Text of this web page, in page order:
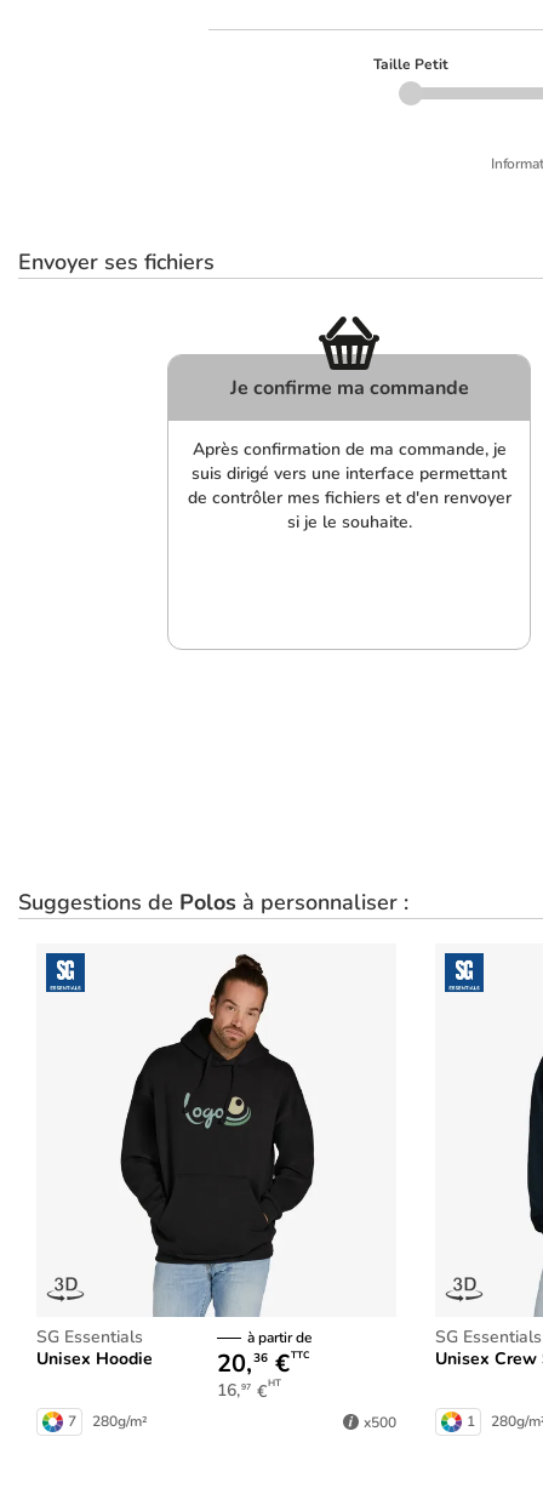
Taille Petit
Envoyer ses fichiers
Je confirme ma commande
Après confirmation de ma commande, je
suis dirigé vers une interface permettant
de contrôler mes fichiers et d'en renvoyer
si je le souhaite.
Suggestions de Polos à personnaliser :
SG Essentials
Unisex Hoodie
à partir de
16,97 €HT
20,36 €TTC
7 280g/m² x500
SG Essentials
Unisex
1 280g/